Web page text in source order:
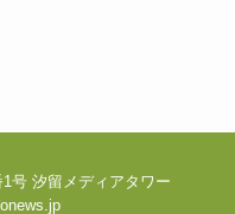
号 汐留メディアタワー